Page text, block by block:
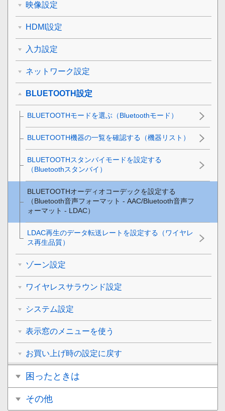
映像設定
HDMI設定
入力設定
ネットワーク設定
BLUETOOTH設定
BLUETOOTHモードを選ぶ（Bluetoothモード ）
BLUETOOTH機器の一覧を確認する（機器リスト）
BLUETOOTHスタンバイモードを設定する
（Bluetoothスタンバイ ）
BLUETOOTHオーディオコーデックを設定する
（Bluetooth音声フォーマット - AAC/Bluetooth音声フ
ォーマット - LDAC）
LDAC再生のデータ転送レートを設定する（ワイヤレ
ス再生品質）
ゾーン設定
ワイヤレスサラウンド設定
システム設定
表示窓のメニューを使う
お買い上げ時の設定に戻す
困ったときは
その他